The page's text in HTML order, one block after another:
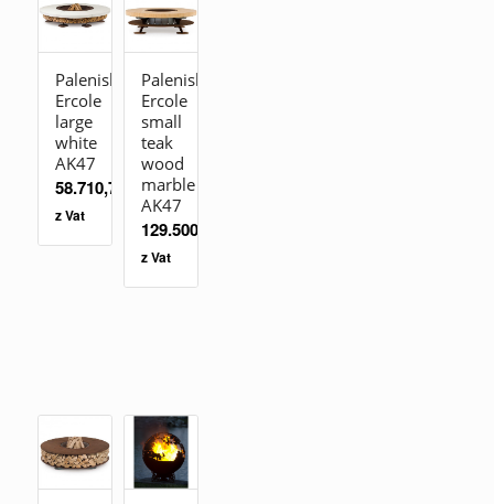
Palenisko
Ercole
large
white
AK47
58.710,70
z Vat
Palenisko
Ercole
small
teak
wood
marble
AK47
129.500,00
z Vat